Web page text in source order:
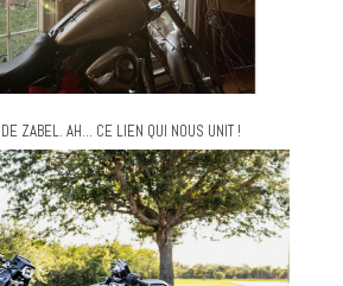
ZABEL. AH… CE LIEN QUI NOUS UNIT !